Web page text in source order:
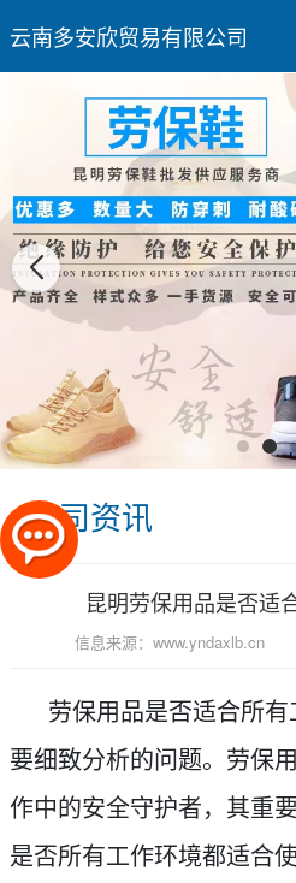
云南多安欣贸易有限公司
公司资讯
昆明劳保用品是否适
信息来源： www.yndaxlb.cn
劳保用品是否适合所
要细致分析的问题。劳保
作中的安全守护者，其重
是否所有工作环境都适合